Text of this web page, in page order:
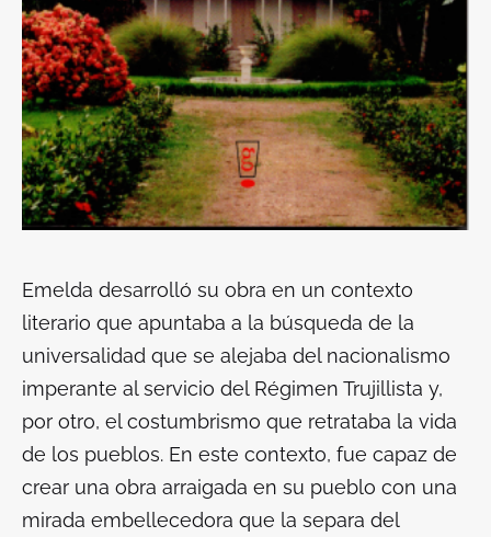
Emelda desarrolló su obra en un contexto
literario que apuntaba a la búsqueda de la
universalidad que se alejaba del nacionalismo
imperante al servicio del Régimen Trujillista y,
por otro, el costumbrismo que retrataba la vida
de los pueblos. En este contexto, fue capaz de
crear una obra arraigada en su pueblo con una
mirada embellecedora que la separa del